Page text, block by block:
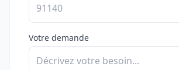
Votre demande